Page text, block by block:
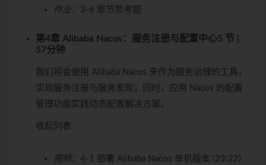
作业： 3-6 章节思考题
第4章 Alibaba Nacos：服务注册与配置中心5 节 |
57分钟
我们将会使用 Alibaba Nacos 来作为服务治理的工具，
实现服务注册与服务发现；同时，应用 Nacos 的配置
管理功能实践动态配置解决方案。
收起列表
视频： 4-1 部署 Alibaba Nacos 单机版本 (23:22)